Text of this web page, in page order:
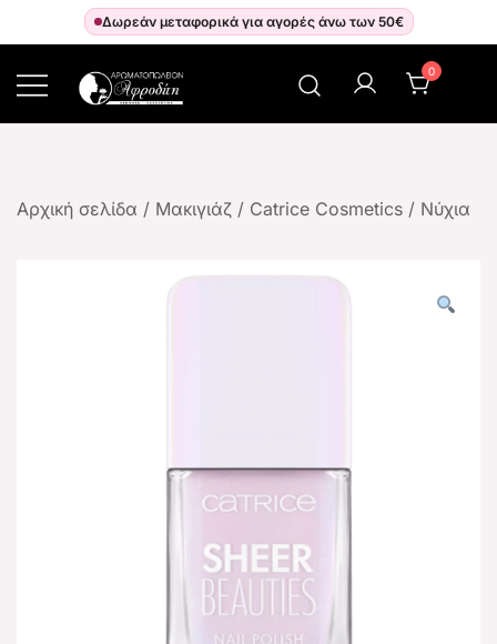
Δωρεάν μεταφορικά για αγορές άνω των 50€
0
Αρχική σελίδα / Μακιγιάζ / Catrice Cosmetics / Νύχια